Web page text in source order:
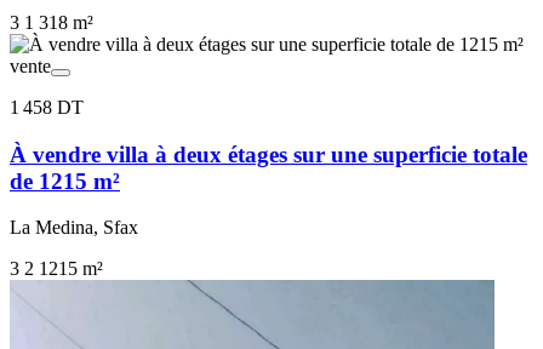
3 1 318 m²
vente
1 458 DT
À vendre villa à deux étages sur une superficie totale
de 1215 m²
La Medina, Sfax
3 2 1215 m²